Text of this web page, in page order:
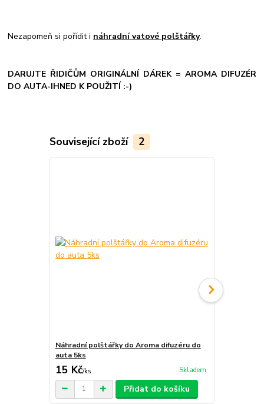
Nezapomeň si pořídit i náhradní vatové polštářky.
DARUJTE ŘIDIČŮM ORIGINÁLNÍ DÁREK = AROMA DIFUZÉR
DO AUTA-IHNED K POUŽITÍ :-)
Související zboží 2
Náhradní polštářky do Aroma difuzéru do
auta 5ks
15 Kč/ks Skladem
Přidat do košíku